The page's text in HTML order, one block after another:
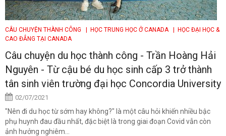
CÂU CHUYỆN THÀNH CÔNG | HỌC TRUNG HỌC Ở CANADA
| HỌC ĐẠI HỌC &
CAO ĐẲNG TẠI CANADA
Câu chuyện du học thành công - Trần Hoàng Hải
Nguyên - Từ cậu bé du học sinh cấp 3 trở thành
tân sinh viên trường đại học Concordia University
02/07/2021
"Nên đi du học từ sớm hay không?" là một câu hỏi khiến nhiều bậc
phụ huynh đau đầu nhất, đặc biệt là trong giai đoạn Covid vẫn còn
ảnh hưởng nghiêm...